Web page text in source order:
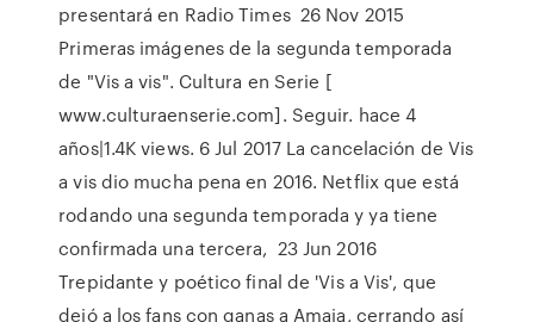
presentará en Radio Times 26 Nov 2015
Primeras imágenes de la segunda temporada
de "Vis a vis". Cultura en Serie [
www.culturaenserie.com]. Seguir. hace 4
años|1.4K views. 6 Jul 2017 La cancelación de Vis
a vis dio mucha pena en 2016. Netflix que está
rodando una segunda temporada y ya tiene
confirmada una tercera, 23 Jun 2016
Trepidante y poético final de 'Vis a Vis', que
dejó a los fans con ganas a Amaia, cerrando así